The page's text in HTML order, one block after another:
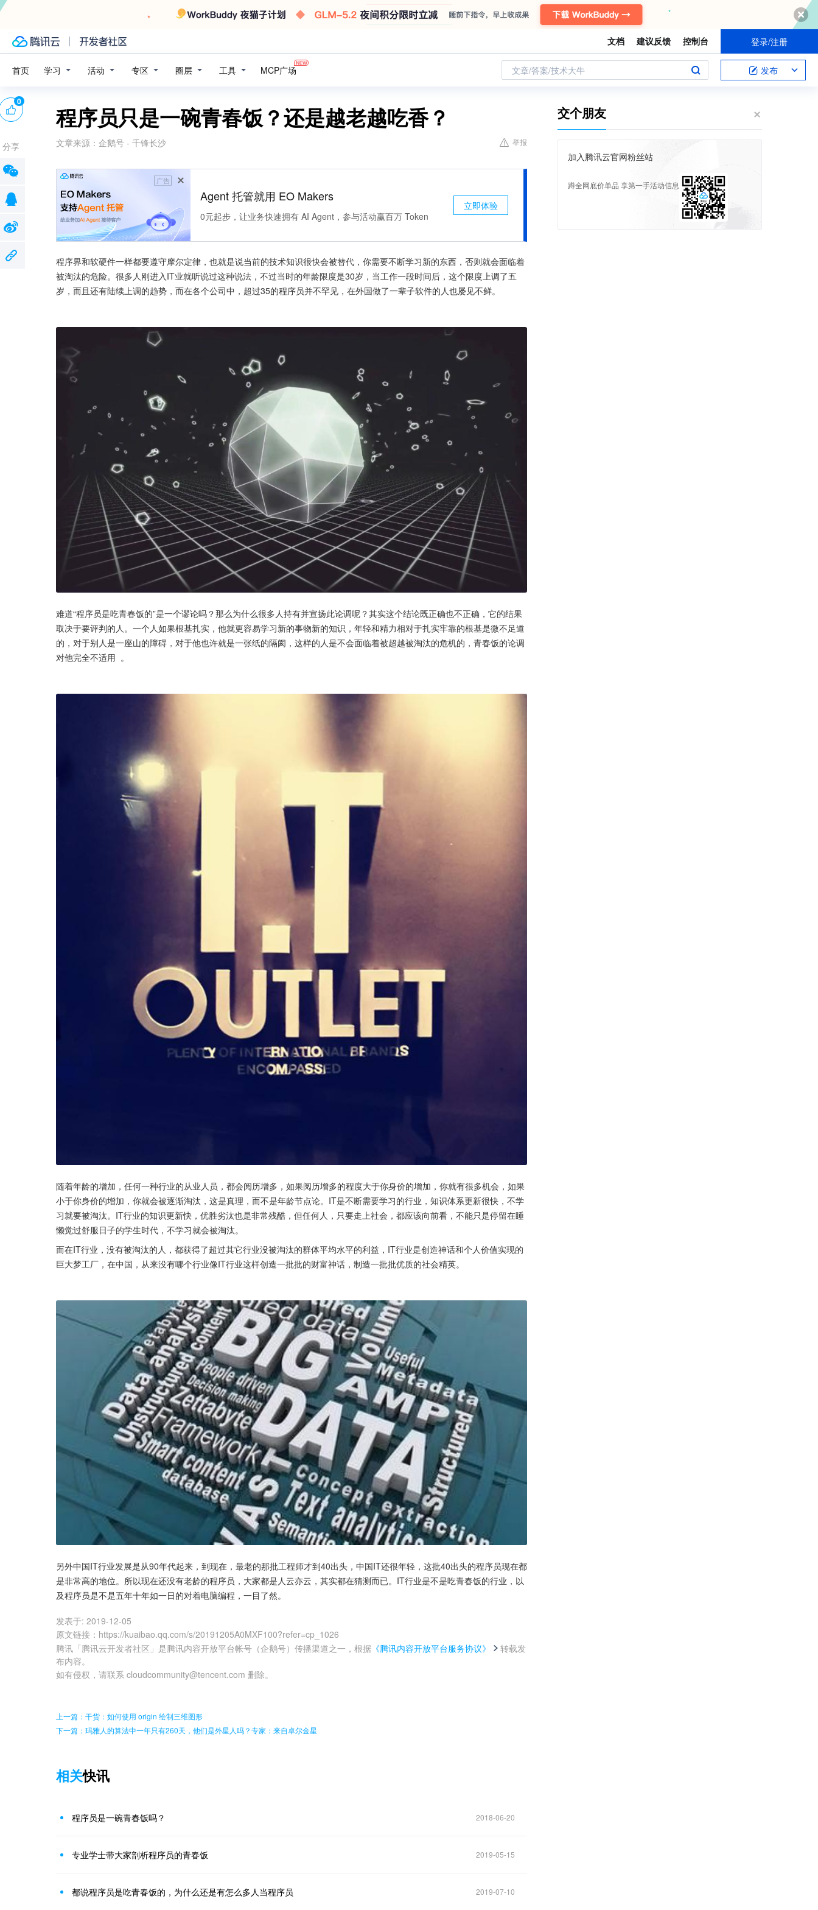
文档 建议反馈 控制台 登录/注册
首页 学习 活动 专区 圈层 工具 MCP广场 文章/答案/技术大牛 发布
程序员只是一碗青春饭？还是越老越吃香？
文章来源： 企鹅号 - 千锋长沙 举报
广告
Agent 托管就用 EO Makers
0元起步，让业务快速拥有 AI Agent，参与活动赢百万 Token
立即体验
程序界和软硬件一样都要遵守摩尔定律，也就是说当前的技术知识很快会被替代，你需要不断学习新的东西，否则就会面临着
被淘汰的危险。很多人刚进入IT业就听说过这种说法，不过当时的年龄限度是30岁，当工作一段时间后，这个限度上调了五
岁，而且还有陆续上调的趋势，而在各个公司中，超过35的程序员并不罕见，在外国做了一辈子软件的人也屡见不鲜。
难道“程序员是吃青春饭的”是一个谬论吗？那么为什么很多人持有并宣扬此论调呢？其实这个结论既正确也不正确，它的结果
取决于要评判的人。一个人如果根基扎实，他就更容易学习新的事物新的知识，年轻和精力相对于扎实牢靠的根基是微不足道
的，对于别人是一座山的障碍，对于他也许就是一张纸的隔阂，这样的人是不会面临着被超越被淘汰的危机的，青春饭的论调
对他完全不适用  。
随着年龄的增加，任何一种行业的从业人员，都会阅历增多，如果阅历增多的程度大于你身价的增加，你就有很多机会，如果
小于你身价的增加，你就会被逐渐淘汰，这是真理，而不是年龄节点论。IT是不断需要学习的行业，知识体系更新很快，不学
习就要被淘汰。IT行业的知识更新快，优胜劣汰也是非常残酷，但任何人，只要走上社会，都应该向前看，不能只是停留在睡
懒觉过舒服日子的学生时代，不学习就会被淘汰。
而在IT行业，没有被淘汰的人，都获得了超过其它行业没被淘汰的群体平均水平的利益，IT行业是创造神话和个人价值实现的
巨大梦工厂，在中国，从来没有哪个行业像IT行业这样创造一批批的财富神话，制造一批批优质的社会精英。
另外中国IT行业发展是从90年代起来，到现在，最老的那批工程师才到40出头，中国IT还很年轻，这批40出头的程序员现在都
是非常高的地位。所以现在还没有老龄的程序员，大家都是人云亦云，其实都在猜测而已。IT行业是不是吃青春饭的行业，以
及程序员是不是五年十年如一日的对着电脑编程，一目了然。
发表于: 2019-12-05
原文链接 ： https://kuaibao.qq.com/s/20191205A0MXF100?refer=cp_1026
腾讯「腾讯云开发者社区」是腾讯内容开放平台帐号（企鹅号）传播渠道之一，根据 《腾讯内容开放平台服务协议》
转载发
布内容。
如有侵权，请联系 cloudcommunity@tencent.com 删除。
0
分享
上一篇：干货：如何使用 origin 绘制三维图形
下一篇：玛雅人的算法中一年只有260天，他们是外星人吗？专家：来自卓尔金星
相关快讯
程序员是一碗青春饭吗？ 2018-06-20
专业学士带大家剖析程序员的青春饭 2019-05-15
都说程序员是吃青春饭的，为什么还是有怎么多人当程序员 2019-07-10
交个朋友
加入腾讯云官网粉丝站
蹲全网底价单品 享第一手活动信息